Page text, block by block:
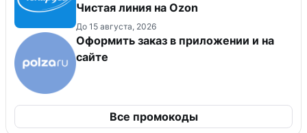
Чистая линия на Ozon
До 15 августа, 2026
Оформить заказ в приложении и на
сайте
Все промокоды